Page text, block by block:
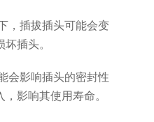
，插拔插头可能会变
插头。
会影响插头的密封性
影响其使用寿命。